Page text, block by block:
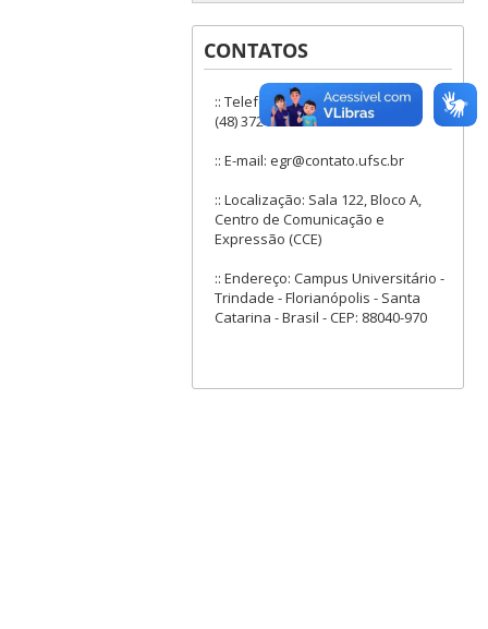
CONTATOS
:: Telefones: (48) 3721-9285 ou
(48) 3721-6504
:: E-mail: egr@contato.ufsc.br
:: Localização: Sala 122, Bloco A,
Centro de Comunicação e
Expressão (CCE)
:: Endereço: Campus Universitário -
Trindade - Florianópolis - Santa
Catarina - Brasil - CEP: 88040-970